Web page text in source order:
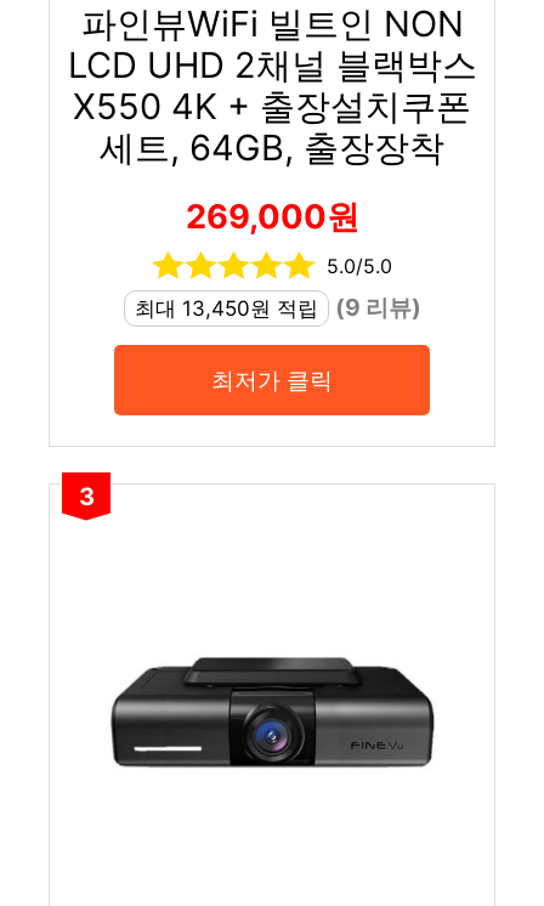
파인뷰WiFi 빌트인 NON
LCD UHD 2채널 블랙박스
X550 4K + 출장설치쿠폰
세트, 64GB, 출장장착
269,000원
5.0/5.0
최대 13,450원 적립
(9 리뷰)
최저가 클릭
3